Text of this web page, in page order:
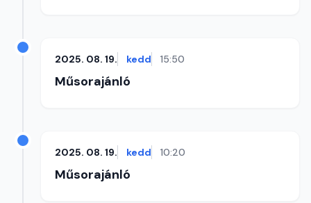
2025. 08. 19. kedd 15:50
Műsorajánló
2025. 08. 19. kedd 10:20
Műsorajánló